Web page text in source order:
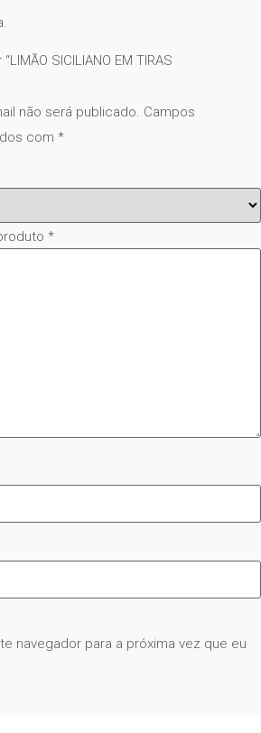
SICILIANO EM TIRAS
não será publicado. Campos
com *
*
navegador para a próxima vez que eu